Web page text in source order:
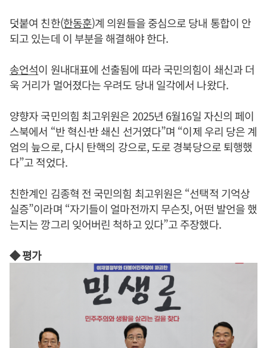
덧붙여 친한(한동훈)계 의원들을 중심으로 당내 통합이 안
되고 있는데 이 부분을 해결해야 한다.
송언석이 원내대표에 선출됨에 따라 국민의힘이 쇄신과 더
욱 거리가 멀어졌다는 우려도 당내 일각에서 나왔다.
양향자 국민의힘 최고위원은 2025년 6월16일 자신의 페이
스북에서 “반 혁신·반 쇄신 선거였다”며 “이제 우리 당은 계
엄의 늪으로, 다시 탄핵의 강으로, 도로 경북당으로 퇴행했
다”고 적었다.
친한계인 김종혁 전 국민의힘 최고위원은 “선택적 기억상
실증”이라며 “자기들이 얼마전까지 무슨짓, 어떤 발언을 했
는지는 깡그리 잊어버린 척하고 있다”고 주장했다.
◆ 평가